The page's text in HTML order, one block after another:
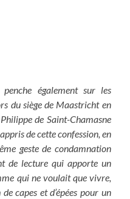
penche également sur les
du siège de Maastricht en
de Saint-Chamasne
de cette confession, en
geste de condamnation
de lecture qui apporte un
qui ne voulait que vivre,
capes et d’épées pour un